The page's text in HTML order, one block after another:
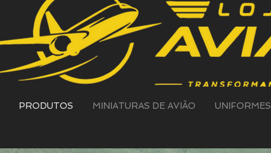
PRODUTOS MINIATURAS DE AVIÃO UNIFORMES